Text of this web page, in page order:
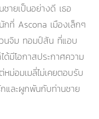
ายเป็นอย่างดี เธอ
ที่ Ascona เมืองเล็กๆ
นจิม ทอมป์สัน ที่แอบ
มีโอกาสประกาศความ
ม่อมเมลี่ไม่เคยตอบรับ
และผูกพันกับท่านชาย